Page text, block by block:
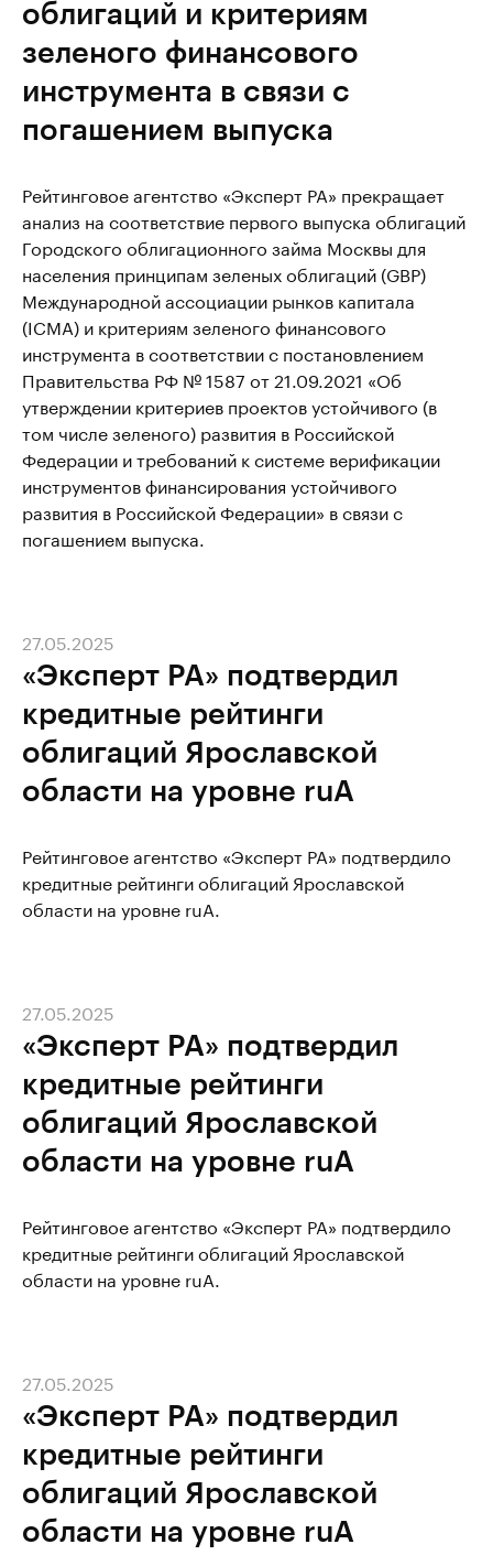
облигаций и критериям
зеленого финансового
инструмента в связи с
погашением выпуска
Рейтинговое агентство «Эксперт РА» прекращает
анализ на соответствие первого выпуска облигаций
Городского облигационного займа Москвы для
населения принципам зеленых облигаций (GBP)
Международной ассоциации рынков капитала
(ICMA) и критериям зеленого финансового
инструмента в соответствии с постановлением
Правительства РФ № 1587 от 21.09.2021 «Об
утверждении критериев проектов устойчивого (в
том числе зеленого) развития в Российской
Федерации и требований к системе верификации
инструментов финансирования устойчивого
развития в Российской Федерации» в связи с
погашением выпуска.
«Эксперт РА» подтвердил
кредитные рейтинги
облигаций Ярославской
области на уровне ruA
27.05.2025
Рейтинговое агентство «Эксперт РА» подтвердило
кредитные рейтинги облигаций Ярославской
области на уровне ruA.
«Эксперт РА» подтвердил
кредитные рейтинги
облигаций Ярославской
области на уровне ruA
27.05.2025
Рейтинговое агентство «Эксперт РА» подтвердило
кредитные рейтинги облигаций Ярославской
области на уровне ruA.
«Эксперт РА» подтвердил
кредитные рейтинги
облигаций Ярославской
области на уровне ruA
27.05.2025